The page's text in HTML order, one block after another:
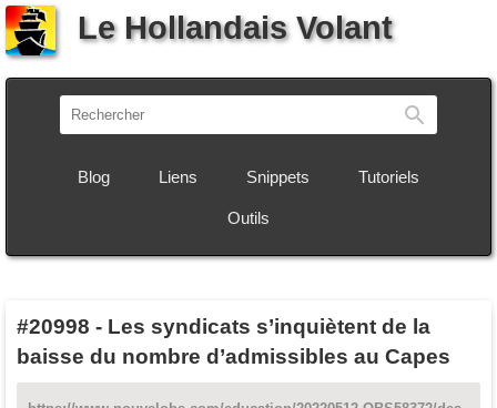
Le Hollandais Volant
Blog Liens Snippets Tutoriels
Outils
#20998 - Les syndicats s’inquiètent de la
baisse du nombre d’admissibles au Capes